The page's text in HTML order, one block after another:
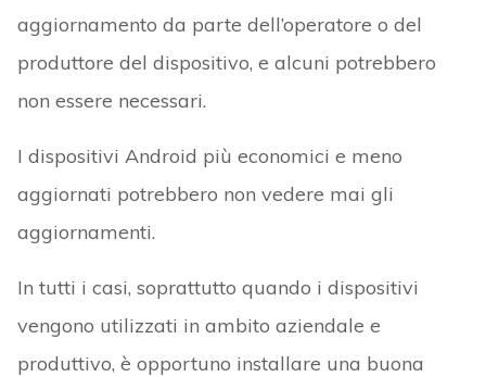
aggiornamento da parte dell’operatore o del
produttore del dispositivo, e alcuni potrebbero
non essere necessari.
I dispositivi Android più economici e meno
aggiornati potrebbero non vedere mai gli
aggiornamenti.
In tutti i casi, soprattutto quando i dispositivi
vengono utilizzati in ambito aziendale e
produttivo, è opportuno installare una buona